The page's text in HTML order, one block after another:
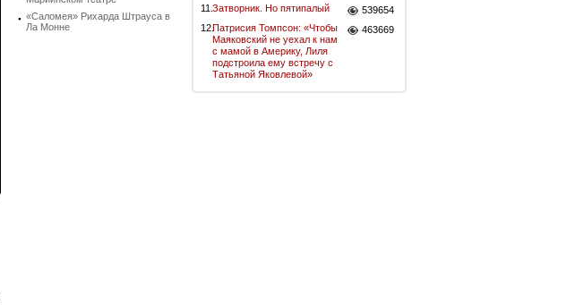
«Саломея» Рихарда Штрауса в
Ла Монне
11.Затворник. Но пятипалый
539654
12.Патрисия Томпсон: «Чтобы
Маяковский не уехал к нам
с мамой в Америку, Лиля
подстроила ему встречу с
Татьяной Яковлевой»
463669